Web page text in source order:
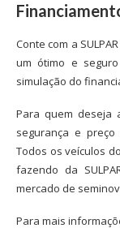
Conte com a
um ótimo e
simulação do
Para quem deseja
segurança e
Todos os veículos
fazendo da
mercado de
Para mais